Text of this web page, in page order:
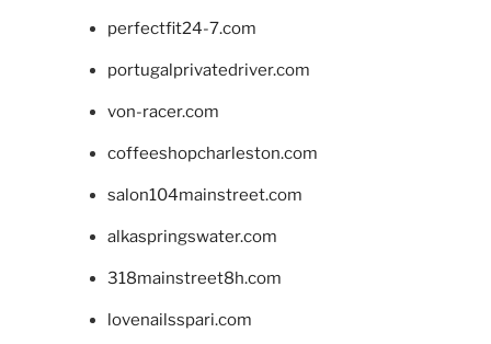
perfectfit24-7.com
portugalprivatedriver.com
von-racer.com
coffeeshopcharleston.com
salon104mainstreet.com
alkaspringswater.com
318mainstreet8h.com
lovenailsspari.com